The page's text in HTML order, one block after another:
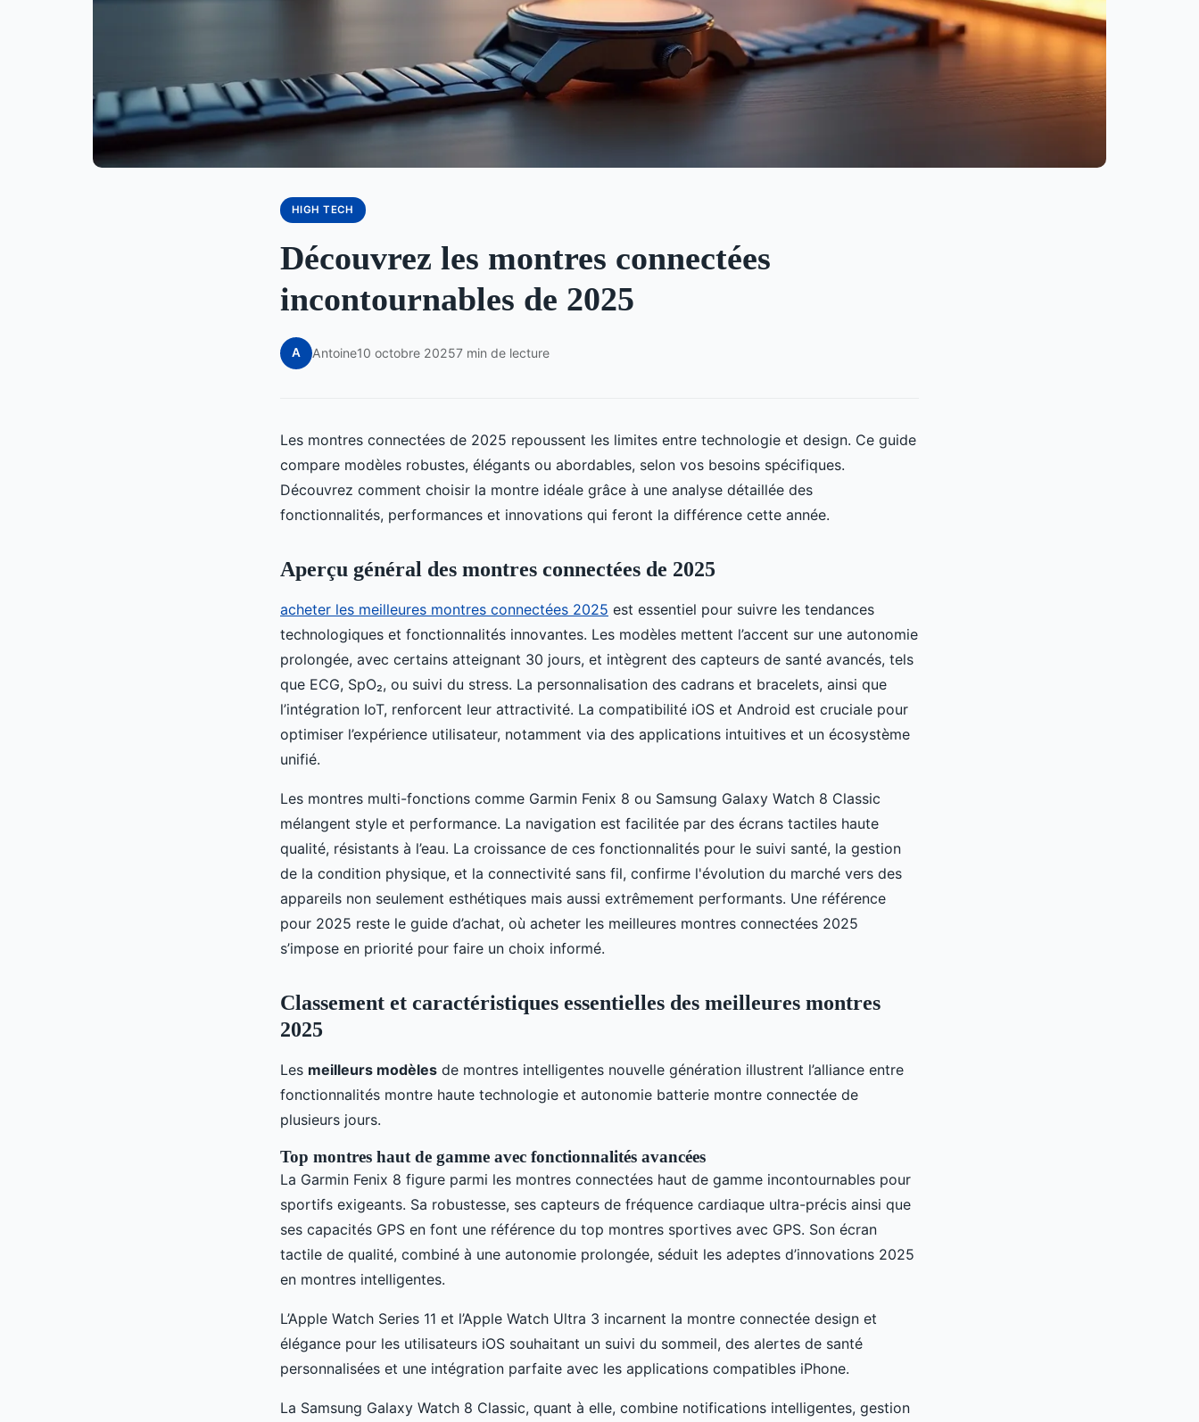
HIGH TECH
Découvrez les montres connectées
incontournables de 2025
A Antoine10 octobre 20257 min de lecture
Les montres connectées de 2025 repoussent les limites entre technologie et design. Ce guide
compare modèles robustes, élégants ou abordables, selon vos besoins spécifiques.
Découvrez comment choisir la montre idéale grâce à une analyse détaillée des
fonctionnalités, performances et innovations qui feront la différence cette année.
Aperçu général des montres connectées de 2025
acheter les meilleures montres connectées 2025 est essentiel pour suivre les tendances
technologiques et fonctionnalités innovantes. Les modèles mettent l’accent sur une autonomie
prolongée, avec certains atteignant 30 jours, et intègrent des capteurs de santé avancés, tels
que ECG, SpO₂, ou suivi du stress. La personnalisation des cadrans et bracelets, ainsi que
l’intégration IoT, renforcent leur attractivité. La compatibilité iOS et Android est cruciale pour
optimiser l’expérience utilisateur, notamment via des applications intuitives et un écosystème
unifié.
Les montres multi-fonctions comme Garmin Fenix 8 ou Samsung Galaxy Watch 8 Classic
mélangent style et performance. La navigation est facilitée par des écrans tactiles haute
qualité, résistants à l’eau. La croissance de ces fonctionnalités pour le suivi santé, la gestion
de la condition physique, et la connectivité sans fil, confirme l'évolution du marché vers des
appareils non seulement esthétiques mais aussi extrêmement performants. Une référence
pour 2025 reste le guide d’achat, où acheter les meilleures montres connectées 2025
s’impose en priorité pour faire un choix informé.
Classement et caractéristiques essentielles des meilleures montres
2025
Les meilleurs modèles de montres intelligentes nouvelle génération illustrent l’alliance entre
fonctionnalités montre haute technologie et autonomie batterie montre connectée de
plusieurs jours.
Top montres haut de gamme avec fonctionnalités avancées
La Garmin Fenix 8 figure parmi les montres connectées haut de gamme incontournables pour
sportifs exigeants. Sa robustesse, ses capteurs de fréquence cardiaque ultra-précis ainsi que
ses capacités GPS en font une référence du top montres sportives avec GPS. Son écran
tactile de qualité, combiné à une autonomie prolongée, séduit les adeptes d’innovations 2025
en montres intelligentes.
L’Apple Watch Series 11 et l’Apple Watch Ultra 3 incarnent la montre connectée design et
élégance pour les utilisateurs iOS souhaitant un suivi du sommeil, des alertes de santé
personnalisées et une intégration parfaite avec les applications compatibles iPhone.
La Samsung Galaxy Watch 8 Classic, quant à elle, combine notifications intelligentes, gestion